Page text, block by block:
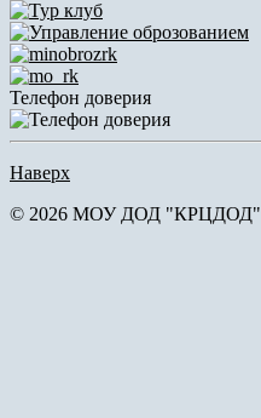
Телефон доверия
Наверх
© 2026 МОУ ДОД "КРЦДОД"